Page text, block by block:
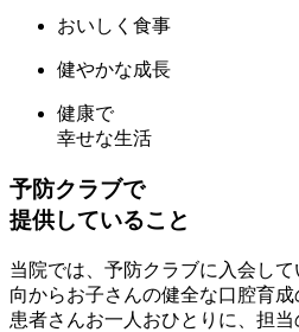
おいしく食事
健やかな成長
健康で
幸せな生活
予防クラブで
提供していること
当院では、予防クラブに入会し
向からお子さんの健全な口腔育成
患者さんお一人おひとりに、担